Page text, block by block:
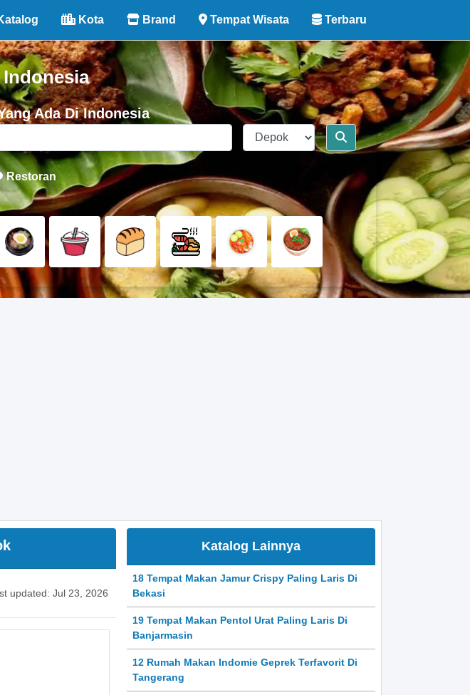
Kota Brand Tempat Wisata Terbaru
Ada Di Indonesia
Restoran
updated: Jul 23, 2026
Katalog Lainnya
18 Tempat Makan Jamur Crispy Paling Laris Di
Bekasi
19 Tempat Makan Pentol Urat Paling Laris Di
Banjarmasin
12 Rumah Makan Indomie Geprek Terfavorit Di
Tangerang